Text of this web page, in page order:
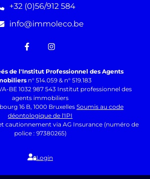
+32 (0)56/912 584
info@immoleco.be
de l'Institut Professionnel des Agents
n° 514.059 & n° 519.183
BE 1032 987 543 Institut professionnel des
agents immobiliers
16 B, 1000 Bruxelles Soumis au code
déontologique de l'IPI
cautionnement via AG Insurance (numéro de
police : 97380265)
Login